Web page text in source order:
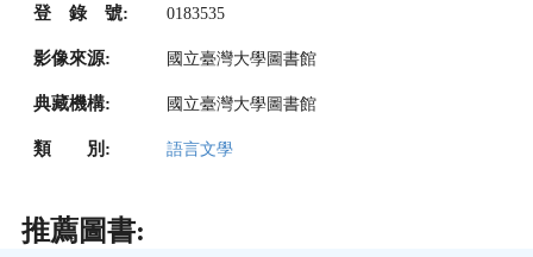
登 錄 號: 0183535
影像來源: 國立臺灣大學圖書館
典藏機構: 國立臺灣大學圖書館
類 別: 語言文學
推薦圖書: